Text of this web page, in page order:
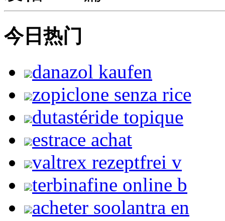
今日热门
danazol kaufen
zopiclone senza rice
dutastéride topique
estrace achat
valtrex rezeptfrei v
terbinafine online b
acheter soolantra en